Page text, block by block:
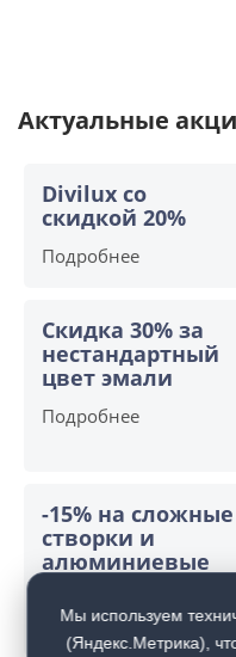
Актуальные
Divilux со
скидкой 20%
Подробнее
Скидка 30% за
нестандартный
цвет эмали
Подробнее
-15% на сложные
створки и
алюминиевые
Подробнее
Мы используем
(Яндекс.Метрика),